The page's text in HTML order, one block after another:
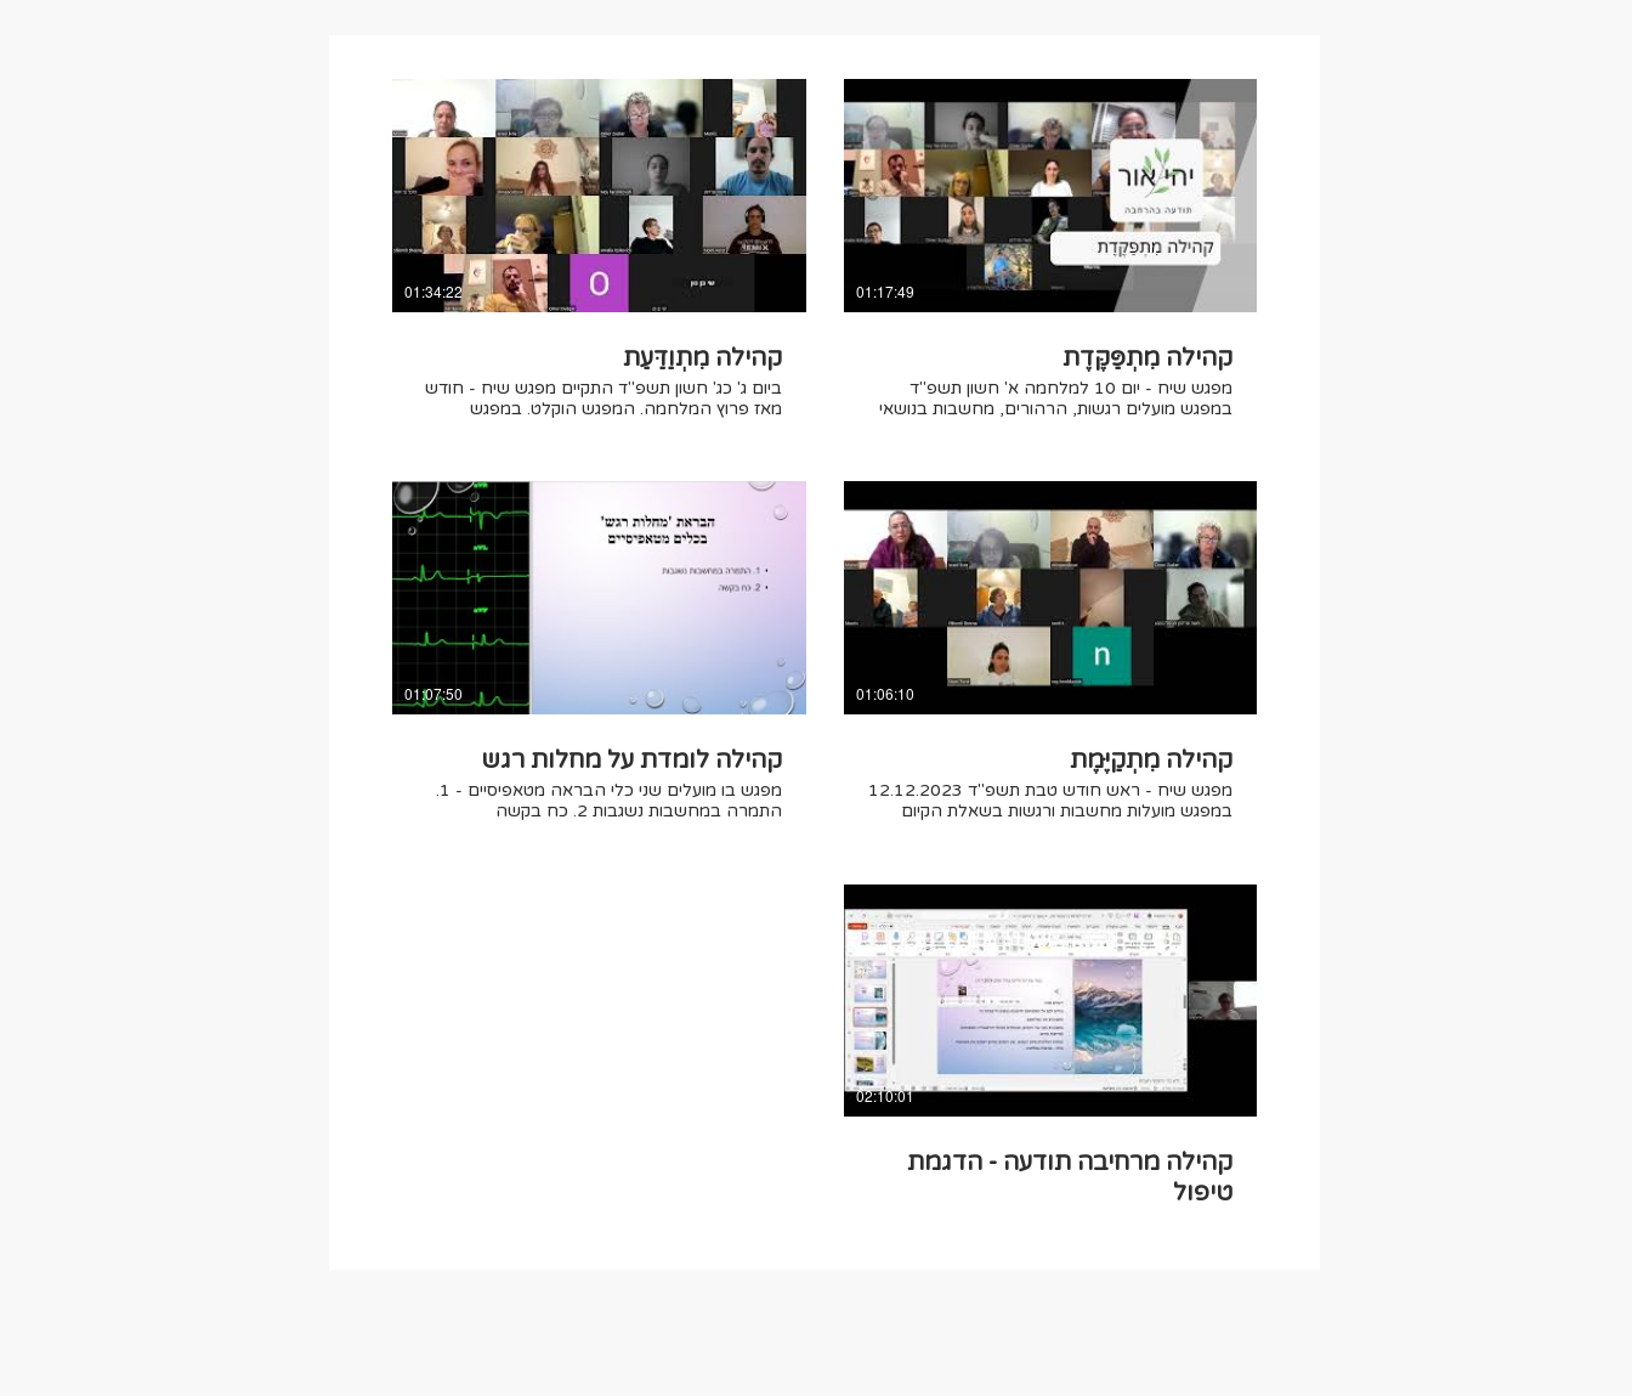
01:17:49
קהילה מִתְפַּקֶּדֶת
מפגש שיח - יום 10 למלחמה א' חשון תשפ"ד
במפגש מועלים רגשות, הרהורים, מחשבות בנושאי
באתר yehior.co.il
01:34:22
קהילה מִתְוַדַּעַת
ביום ג' כג' חשון תשפ"ד התקיים מפגש שיח - חודש
מאז פרוץ המלחמה. המפגש הוקלט. במפגש
במפגשי קהילה נוספים באתר yehior.co.il
01:06:10
קהילה מִתְקַיֶּמֶת
מפגש שיח - ראש חודש טבת תשפ"ד 12.12.2023
במפגש מועלות מחשבות ורגשות בשאלת הקיום
01:07:50
קהילה לומדת על מחלות רגש
מפגש בו מועלים שני כלי הבראה מטאפיסיים - 1.
התמרה במחשבות נשגבות 2. כח בקשה
02:10:01
קהילה מרחיבה תודעה - הדגמת
טיפול